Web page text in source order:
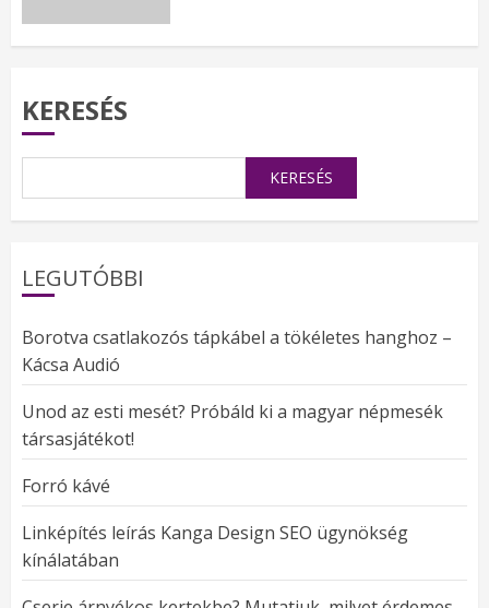
KERESÉS
KERESÉS
LEGUTÓBBI
Borotva csatlakozós tápkábel a tökéletes hanghoz –
Kácsa Audió
Unod az esti mesét? Próbáld ki a magyar népmesék
társasjátékot!
Forró kávé
Linképítés leírás Kanga Design SEO ügynökség
kínálatában